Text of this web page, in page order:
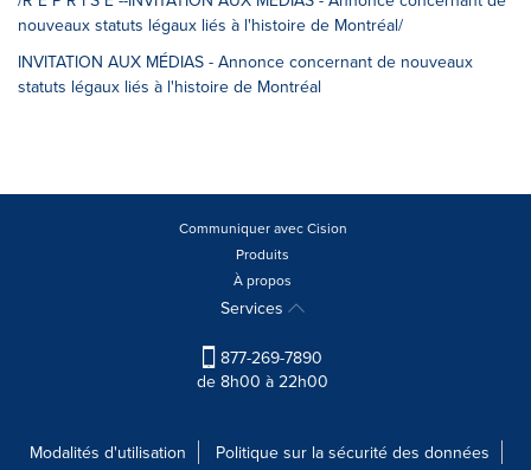
nouveaux statuts légaux liés à l'histoire de Montréal/
INVITATION AUX MÉDIAS - Annonce concernant de nouveaux
statuts légaux liés à l'histoire de Montréal
Communiquer avec Cision
Produits
À propos
Services
877-269-7890
de 8h00 à 22h00
Modalités d'utilisation Politique sur la sécurité des données